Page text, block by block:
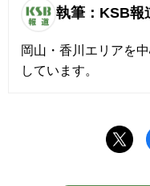
執筆：KSB報
岡山・香川エリアを
しています。